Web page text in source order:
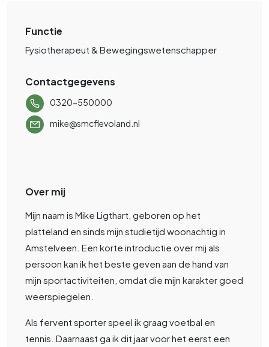
Functie
Fysiotherapeut & Bewegingswetenschapper
Contactgegevens
0320-550000
mike@smcflevoland.nl
Over mij
Mijn naam is Mike Ligthart, geboren op het
platteland en sinds mijn studietijd woonachtig in
Amstelveen. Een korte introductie over mij als
persoon kan ik het beste geven aan de hand van
mijn sportactiviteiten, omdat die mijn karakter goed
weerspiegelen.
Als fervent sporter speel ik graag voetbal en
tennis. Daarnaast ga ik dit jaar voor het eerst een